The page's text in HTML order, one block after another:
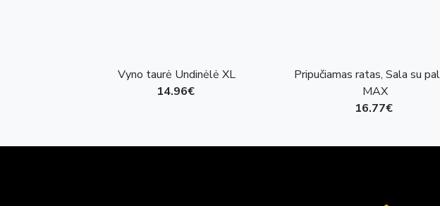
Vyno taurė Undinėlė XL
14.96€
Pripučiamas ratas, Sala su
MAX
16.77€